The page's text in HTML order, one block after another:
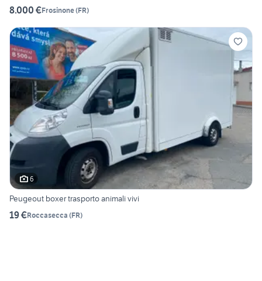
8.000 €Frosinone(FR)
6
Peugeout boxer trasporto animali vivi
19 €Roccasecca (FR)